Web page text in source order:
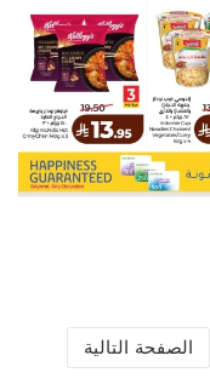
الصفحة التالية